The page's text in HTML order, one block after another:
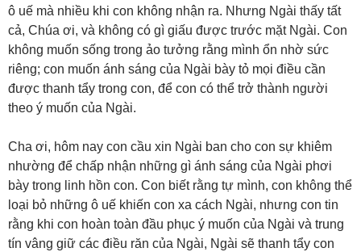
ô uế mà nhiều khi con không nhận ra. Nhưng Ngài thấy tất
cả, Chúa ơi, và không có gì giấu được trước mặt Ngài. Con
không muốn sống trong ảo tưởng rằng mình ổn nhờ sức
riêng; con muốn ánh sáng của Ngài bày tỏ mọi điều cần
được thanh tẩy trong con, để con có thể trở thành người
theo ý muốn của Ngài.
Cha ơi, hôm nay con cầu xin Ngài ban cho con sự khiêm
nhường để chấp nhận những gì ánh sáng của Ngài phơi
bày trong linh hồn con. Con biết rằng tự mình, con không thể
loại bỏ những ô uế khiến con xa cách Ngài, nhưng con tin
rằng khi con hoàn toàn đầu phục ý muốn của Ngài và trung
tín vâng giữ các điều răn của Ngài, Ngài sẽ thanh tẩy con